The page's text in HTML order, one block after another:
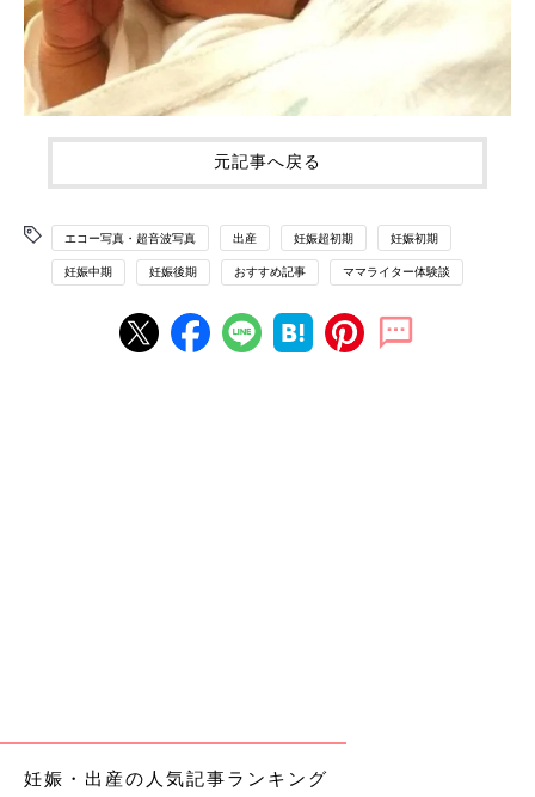
元記事へ戻る
エコー写真・超音波写真 出産 妊娠超初期 妊娠初期
妊娠中期 妊娠後期 おすすめ記事 ママライター体験談
妊娠・出産の人気記事ランキング